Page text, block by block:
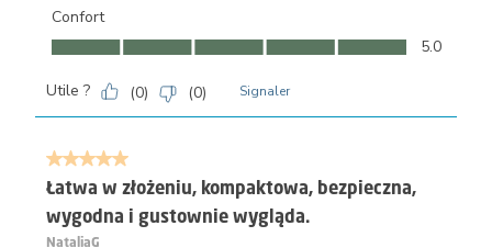
Confort
Confort, 5.0 sur 5
5.0
Utile ? (0) (0) Signaler
5 sur 5 étoiles.
Łatwa w złożeniu, kompaktowa, bezpieczna,
wygodna i gustownie wygląda.
NataliaG